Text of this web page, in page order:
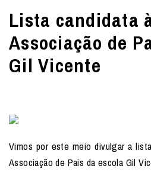
Lista candidata
Associação de
Gil Vicente
Vimos por este meio divulgar a
Associação de Pais da escola Gil